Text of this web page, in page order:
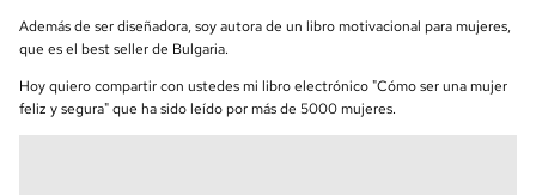
Además de ser diseñadora, soy autora de un libro motivacional para mujeres,
que es el best seller de Bulgaria.
Hoy quiero compartir con ustedes mi libro electrónico "Cómo ser una mujer
feliz y segura" que ha sido leído por más de 5000 mujeres.